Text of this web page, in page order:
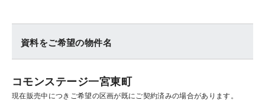
資料をご希望の物件名
コモンステージ一宮東町
現在販売中につきご希望の区画が既にご契約済みの場合があります。